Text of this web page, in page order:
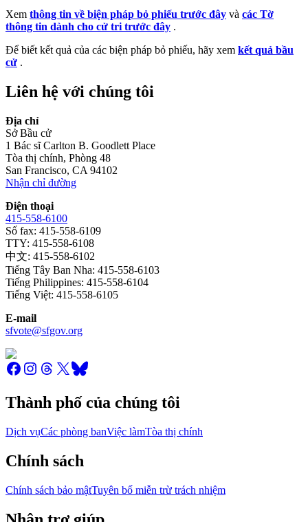
Xem thông tin về biện pháp bỏ phiếu trước đây và các Tờ
thông tin dành cho cử tri trước đây .
Để biết kết quả của các biện pháp bỏ phiếu, hãy xem kết quả bầu
cử .
Liên hệ với chúng tôi
Địa chỉ
Sở Bầu cử
1 Bác sĩ Carlton B. Goodlett Place
Tòa thị chính, Phòng 48
San Francisco, CA 94102
Nhận chỉ đường
Điện thoại
415-558-6100
Số fax: 415-558-6109
TTY: 415-558-6108
中文: 415-558-6102
Tiếng Tây Ban Nha: 415-558-6103
Tiếng Philippines: 415-558-6104
Tiếng Việt: 415-558-6105
E-mail
sfvote@sfgov.org
Thành phố của chúng tôi
Dịch vụCác phòng banViệc làmTòa thị chính
Chính sách
Chính sách bảo mậtTuyên bố miễn trừ trách nhiệm